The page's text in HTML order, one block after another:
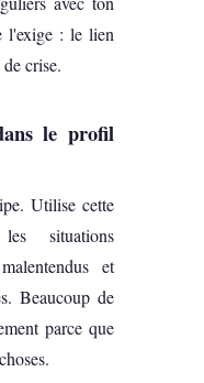
l'exige : le lien
crise.
le profil
Utilise cette
situations
et
Beaucoup de
parce que